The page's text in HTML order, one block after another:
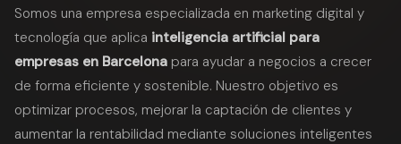
Somos una empresa especializada en marketing digital y
tecnología que aplica inteligencia artificial para
empresas en Barcelona para ayudar a negocios a crecer
de forma eficiente y sostenible. Nuestro objetivo es
optimizar procesos, mejorar la captación de clientes y
aumentar la rentabilidad mediante soluciones inteligentes